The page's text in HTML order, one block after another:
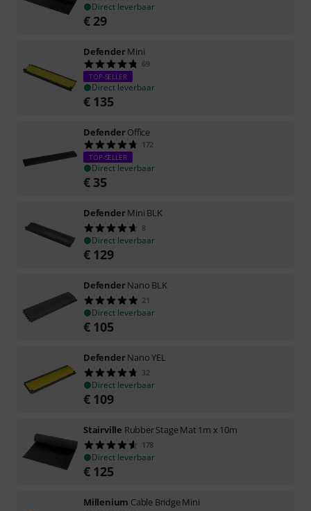
Direct leverbaar
€ 29
DefenderMini
69
TOP-SELLER
Direct leverbaar
€ 135
DefenderOffice
172
TOP-SELLER
Direct leverbaar
€ 35
DefenderMini BLK
8
Direct leverbaar
€ 129
DefenderNano BLK
21
Direct leverbaar
€ 105
DefenderNano YEL
32
Direct leverbaar
€ 109
Stairville Rubber Stage Mat 1m x 10m
178
Direct leverbaar
€ 125
Millenium Cable Bridge Mini